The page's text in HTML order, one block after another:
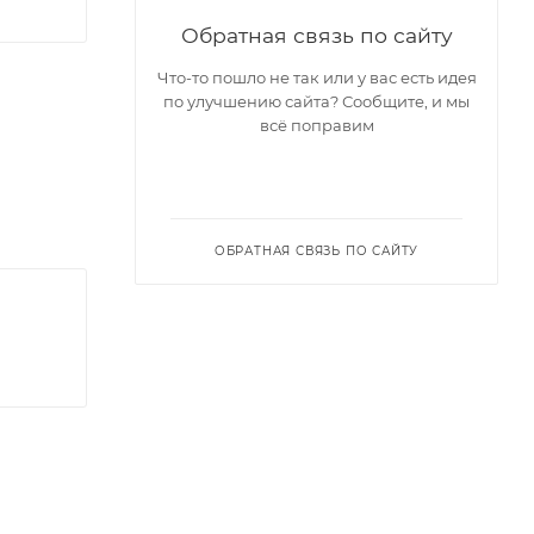
Обратная связь по сайту
Что-то пошло не так или у вас есть идея
по улучшению сайта? Сообщите, и мы
всё поправим
ОБРАТНАЯ СВЯЗЬ ПО САЙТУ